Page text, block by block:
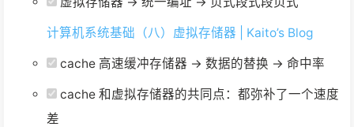
计算机系统基础（八）虚拟存储器 | Kaito’s Blog
cache 高速缓冲存储器 -> 数据的替换 -> 命中率
cache 和虚拟存储器的共同点：都弥补了一个速度
差